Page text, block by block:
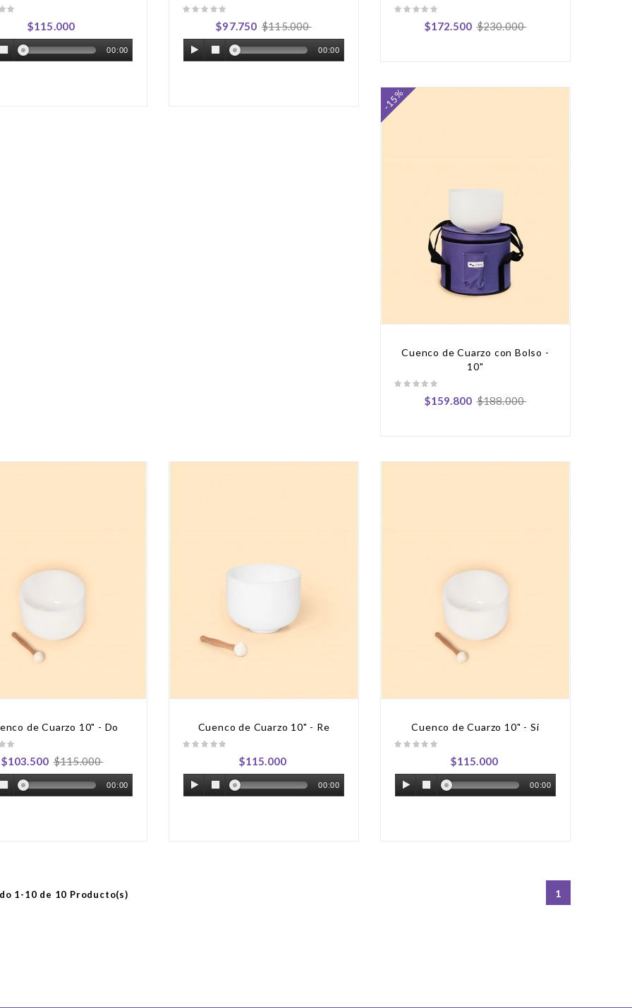
$115.000
00:00
$97.750 $115.000
00:00
$172.500 $230.000
Cuenco de Cuarzo con Bolso -
10"
$159.800 $188.000
-15%
de Cuarzo 10" - Do
$103.500 $115.000
00:00
Cuenco de Cuarzo 10" - Re
$115.000
00:00
Cuenco de Cuarzo 10" - Si
$115.000
00:00
1-10 de 10 Producto(s) 1